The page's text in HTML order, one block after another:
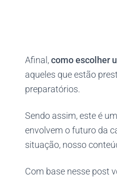
Afinal,como escolher
aqueles que estão
preparatórios.
Sendo assim, este é
envolvem o futuro da
situação, nosso
Com base nesse post